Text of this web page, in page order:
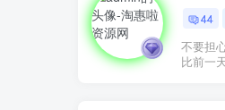
44
不要担
比前一